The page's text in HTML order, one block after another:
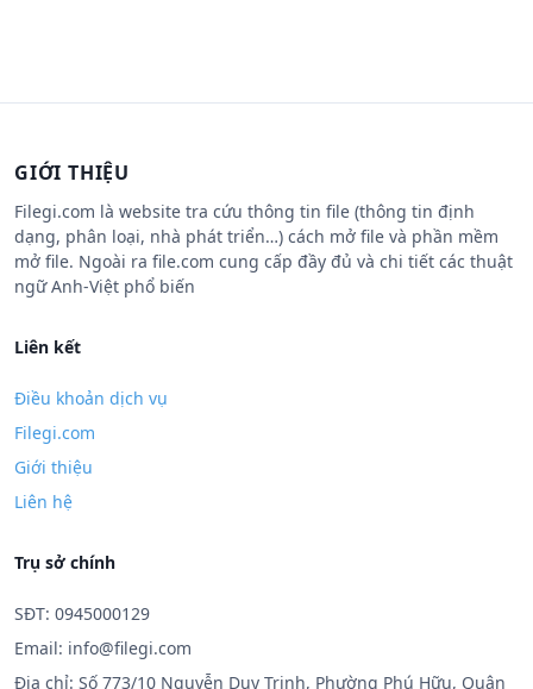
GIỚI THIỆU
Filegi.com là website tra cứu thông tin file (thông tin định
dạng, phân loại, nhà phát triển…) cách mở file và phần mềm
mở file. Ngoài ra file.com cung cấp đầy đủ và chi tiết các thuật
ngữ Anh-Việt phổ biến
Liên kết
Điều khoản dịch vụ
Filegi.com
Giới thiệu
Liên hệ
Trụ sở chính
SĐT: 0945000129
Email: info@filegi.com
Địa chỉ: Số 773/10 Nguyễn Duy Trinh, Phường Phú Hữu, Quận